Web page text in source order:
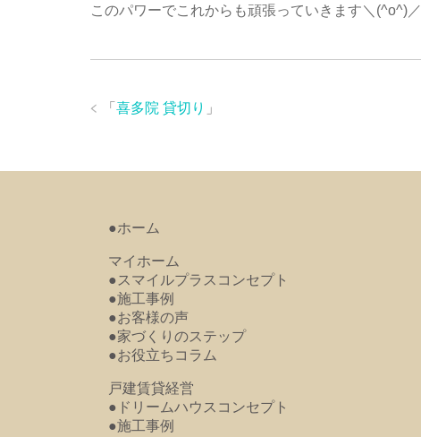
このパワーでこれからも頑張っていきます＼(^o^)／
「 喜多院 貸切り 」
●ホーム
マイホーム
●スマイルプラスコンセプト
●施工事例
●お客様の声
●家づくりのステップ
●お役立ちコラム
戸建賃貸経営
●ドリームハウスコンセプト
●施工事例